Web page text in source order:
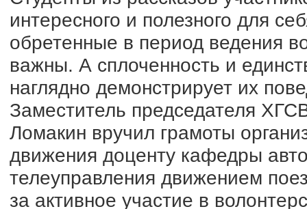
интересного и полезного для
обретенные в период ведения
важны. А сплоченность и
наглядно демонстрирует их
Заместитель председателя
Ломакин вручил грамоты
движения доценту кафедры
телеуправления движением
за активное участие в